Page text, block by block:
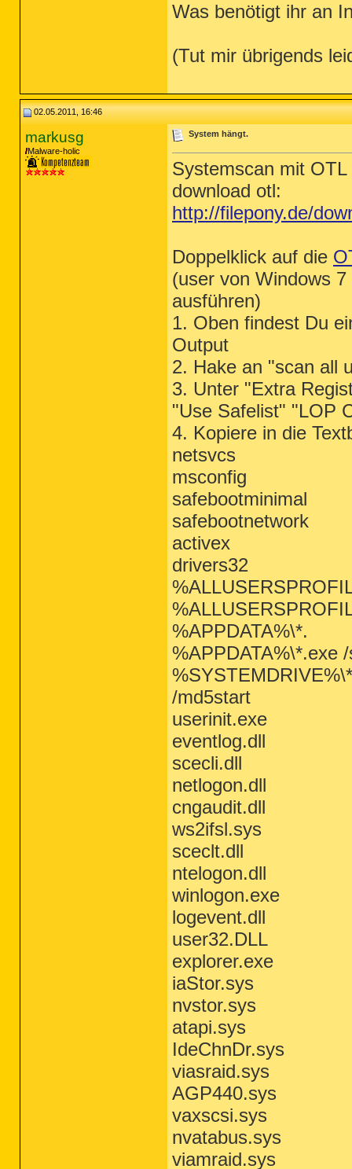
Was benötigt ihr an
(Tut mir übrigends
02.05.2011, 16:46
markusg
Malware-holic
System hängt.
Systemscan mit OTL
download otl:
http://filepony.de/
Doppelklick auf die
(user von Windows
ausführen)
1. Oben findest Du
Output
2. Hake an "scan all
3. Unter "Extra
"Use Safelist" "LOP
4. Kopiere in die
netsvcs
msconfig
safebootminimal
safebootnetwork
activex
drivers32
%APPDATA%\*.
%APPDATA%\*.exe
/md5start
userinit.exe
eventlog.dll
scecli.dll
netlogon.dll
cngaudit.dll
ws2ifsl.sys
sceclt.dll
ntelogon.dll
winlogon.exe
logevent.dll
user32.DLL
explorer.exe
iaStor.sys
nvstor.sys
atapi.sys
IdeChnDr.sys
viasraid.sys
AGP440.sys
vaxscsi.sys
nvatabus.sys
viamraid.sys